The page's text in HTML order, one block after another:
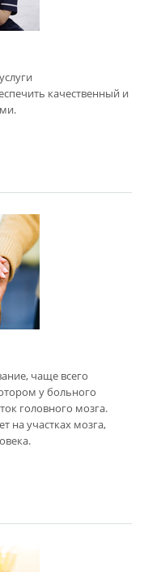
качественный и
чаще всего
у больного
головного мозга.
на участках мозга,